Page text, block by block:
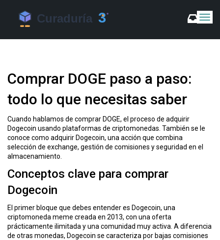
C
m
d
ó
n
Comprar DOGE paso a paso:
todo lo que necesitas saber
Cuando hablamos de comprar DOGE, el proceso de adquirir
Dogecoin usando plataformas de criptomonedas . También se le
conoce como adquirir Dogecoin, una acción que combina
selección de exchange, gestión de comisiones y seguridad en el
almacenamiento.
Conceptos clave para comprar
Dogecoin
El primer bloque que debes entender es Dogecoin, una
criptomoneda meme creada en 2013, con una oferta
prácticamente ilimitada y una comunidad muy activa . A diferencia
de otras monedas, Dogecoin se caracteriza por bajas comisiones